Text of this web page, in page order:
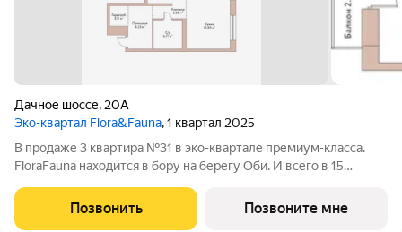
Дачное шоссе, 20А
Эко-квартал Flora&Fauna, 1 квартал 2025
В продаже 3 квартира №31 в эко-квартале премиум-класса.
FloraFauna находится в бору на берегу Оби. И всего в 15
беговые дорожки 2,5 км, набережная, собственный выход к
пляжу с причалом. Вся
Позвонить Позвоните мне